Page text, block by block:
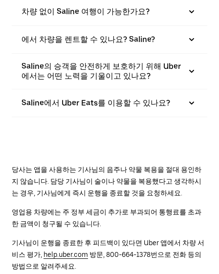
차량 없이 Saline 여행이 가능한가요?
에서 차량을 렌트할 수 있나요? Saline?
Saline의 승객을 안전하게 보호하기 위해 Uber
에서는 어떤 노력을 기울이고 있나요?
Saline에서 Uber Eats를 이용할 수 있나요?
당사는 앱을 사용하는 기사님의 음주나 약물 복용을 절대 용인하
지 않습니다. 담당 기사님이 술이나 약물을 복용했다고 생각하시
는 경우, 기사님에게 즉시 운행을 종료할 것을 요청하세요.
영업용 차량에는 주 정부 세금이 추가로 부과되어 통행료를 초과
한 금액이 청구될 수 있습니다.
기사님이 운행을 종료한 후 피드백이 있다면 Uber 앱에서 차량 서
비스 평가, help.uber.com 방문, 800-664-1378번으로 전화 등의
방법으로 알려주세요.